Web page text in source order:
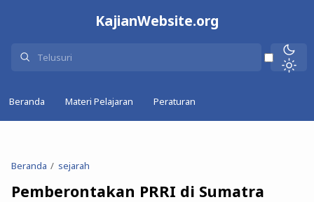
KajianWebsite.org
Beranda Materi Pelajaran Peraturan
Beranda sejarah
Pemberontakan PRRI di Sumatra